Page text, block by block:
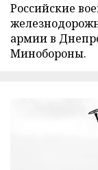
Российские
армии в
Минобороны.